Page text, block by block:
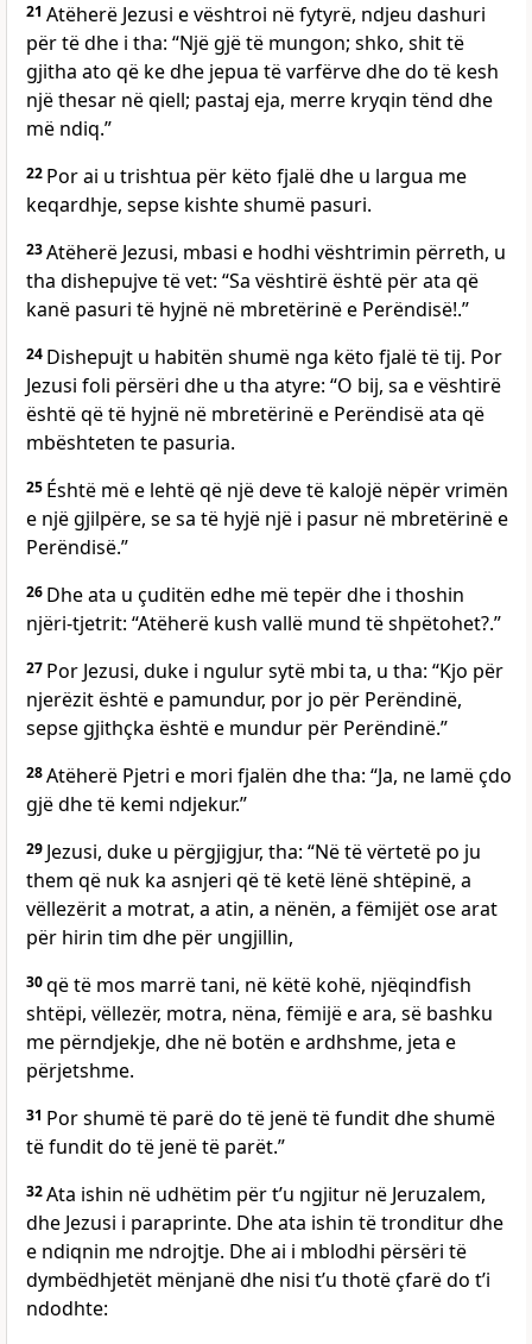
21 Atëherë Jezusi e vështroi në fytyrë, ndjeu dashuri
për të dhe i tha: “Një gjë të mungon; shko, shit të
gjitha ato që ke dhe jepua të varfërve dhe do të kesh
një thesar në qiell; pastaj eja, merre kryqin tënd dhe
më ndiq.”
22 Por ai u trishtua për këto fjalë dhe u largua me
keqardhje, sepse kishte shumë pasuri.
23Atëherë Jezusi, mbasi e hodhi vështrimin përreth, u
tha dishepujve të vet: “Sa vështirë është për ata që
kanë pasuri të hyjnë në mbretërinë e Perëndisë!.”
24 Dishepujt u habitën shumë nga këto fjalë të tij. Por
Jezusi foli përsëri dhe u tha atyre: “O bij, sa e vështirë
është që të hyjnë në mbretërinë e Perëndisë ata që
mbështeten te pasuria.
25 Éshtë më e lehtë që një deve të kalojë nëpër vrimën
e një gjilpëre, se sa të hyjë një i pasur në mbretërinë e
Perëndisë.”
26 Dhe ata u çuditën edhe më tepër dhe i thoshin
njëri-tjetrit: “Atëherë kush vallë mund të shpëtohet?.”
27 Por Jezusi, duke i ngulur sytë mbi ta, u tha: “Kjo për
njerëzit është e pamundur, por jo për Perëndinë,
sepse gjithçka është e mundur për Perëndinë.”
28Atëherë Pjetri e mori fjalën dhe tha: “Ja, ne lamë çdo
gjë dhe të kemi ndjekur.”
29 Jezusi, duke u përgjigjur, tha: “Në të vërtetë po ju
them që nuk ka asnjeri që të ketë lënë shtëpinë, a
vëllezërit a motrat, a atin, a nënën, a fëmijët ose arat
për hirin tim dhe për ungjillin,
30që të mos marrë tani, në këtë kohë, njëqindfish
shtëpi, vëllezër, motra, nëna, fëmijë e ara, së bashku
me përndjekje, dhe në botën e ardhshme, jeta e
përjetshme.
31 Por shumë të parë do të jenë të fundit dhe shumë
të fundit do të jenë të parët.”
32Ata ishin në udhëtim për t’u ngjitur në Jeruzalem,
dhe Jezusi i paraprinte. Dhe ata ishin të tronditur dhe
e ndiqnin me ndrojtje. Dhe ai i mblodhi përsëri të
dymbëdhjetët mënjanë dhe nisi t’u thotë çfarë do t’i
ndodhte: